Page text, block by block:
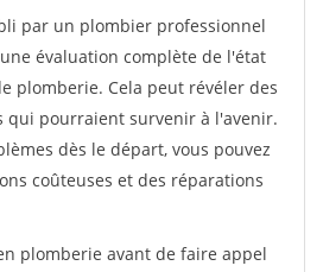
par un plombier professionnel
évaluation complète de l'état
plomberie. Cela peut révéler des
qui pourraient survenir à l'avenir.
dès le départ, vous pouvez
coûteuses et des réparations
plomberie avant de faire appel